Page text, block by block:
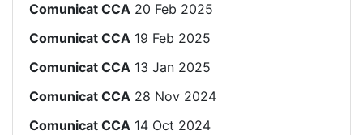
Comunicat CCA 20 Feb 2025
Comunicat CCA 19 Feb 2025
Comunicat CCA 13 Jan 2025
Comunicat CCA 28 Nov 2024
Comunicat CCA 14 Oct 2024